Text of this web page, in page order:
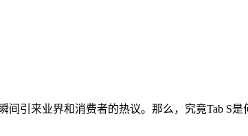
间引来业界和消费者的热议。那么，究竟Tab S